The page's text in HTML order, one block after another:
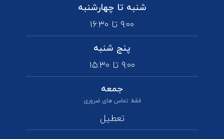
شنبه تا چهارشنبه
۹:۰۰ تا ۱۶:۳۰
پنج شنبه
۹:۰۰ تا ۱۵:۳۰
جمعه
فقط تماس های ضروری
تعطیل